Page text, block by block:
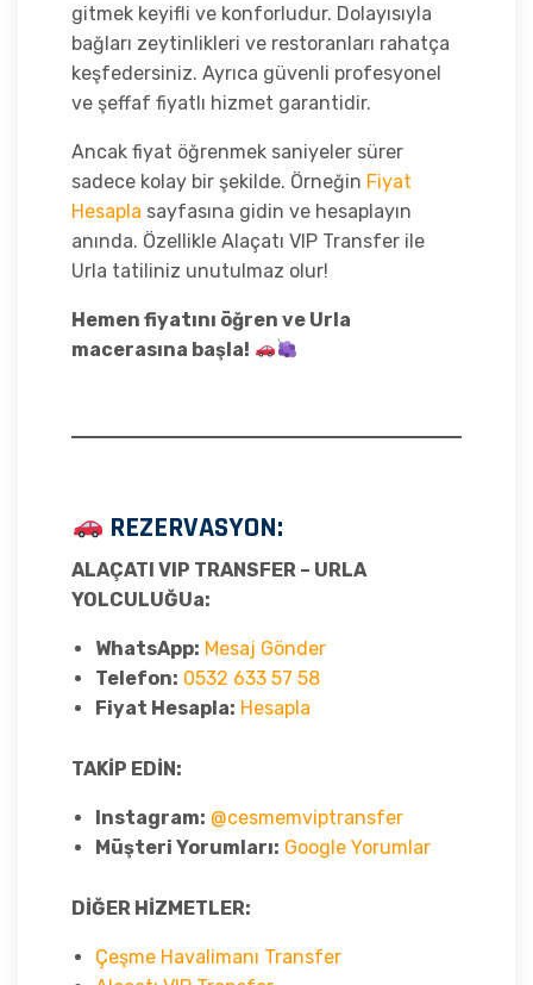
gitmek keyifli ve konforludur. Dolayısıyla
bağları zeytinlikleri ve restoranları rahatça
keşfedersiniz. Ayrıca güvenli profesyonel
ve şeffaf fiyatlı hizmet garantidir.
Ancak fiyat öğrenmek saniyeler sürer
sadece kolay bir şekilde. Örneğin Fiyat
Hesapla sayfasına gidin ve hesaplayın
anında. Özellikle Alaçatı VIP Transfer ile
Urla tatiliniz unutulmaz olur!
Hemen fiyatını öğren ve Urla
macerasına başla!
REZERVASYON:
ALAÇATI VIP TRANSFER – URLA
YOLCULUĞUа:
WhatsApp: Mesaj Gönder
Telefon: 0532 633 57 58
Fiyat Hesapla: Hesapla
TAKİP EDİN:
Instagram: @cesmemviptransfer
Müşteri Yorumları: Google Yorumlar
DİĞER HİZMETLER:
Çeşme Havalimanı Transfer